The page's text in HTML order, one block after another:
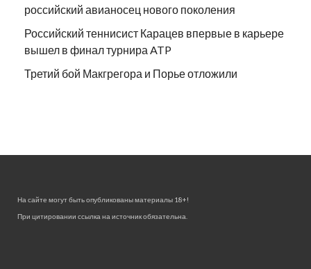
российский авианосец нового поколения
Российский теннисист Карацев впервые в карьере
вышел в финал турнира ATP
Третий бой Макгрегора и Порье отложили
На сайте могут быть опубликованы материалы 18+!
При цитировании ссылка на источник обязательна.